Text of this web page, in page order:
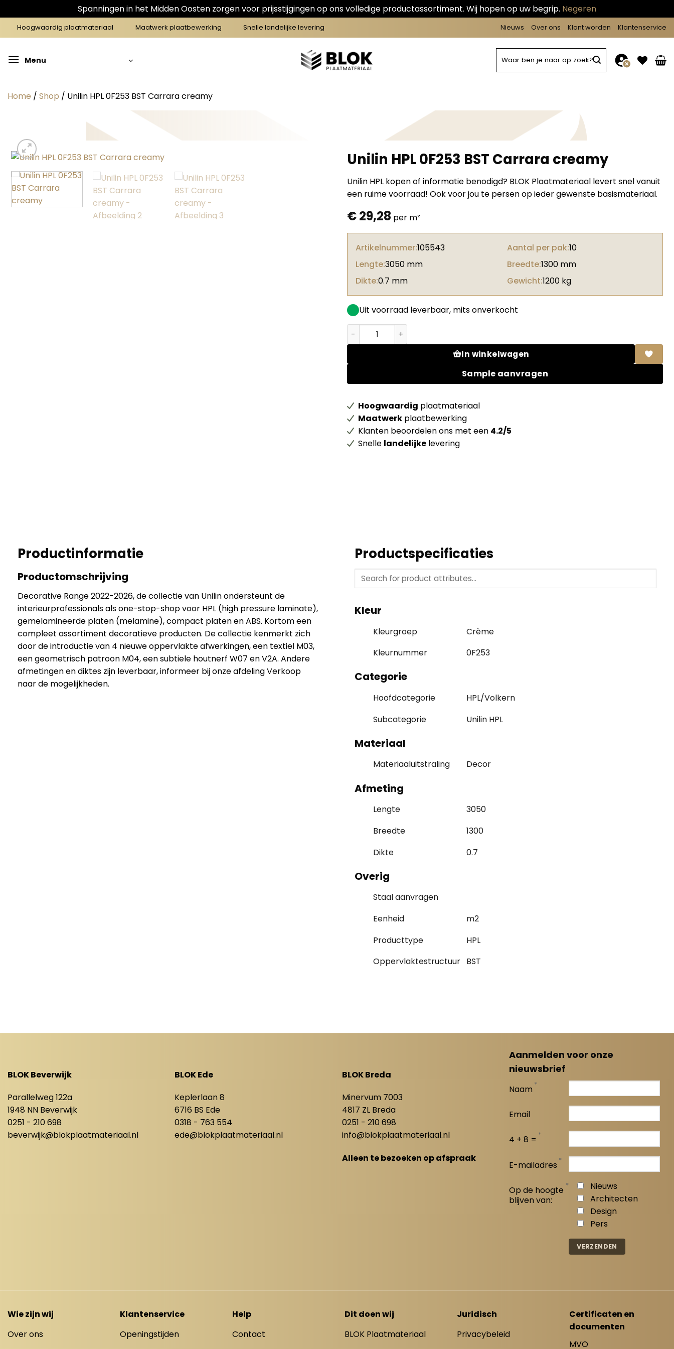
Spanningen in het Midden Oosten zorgen voor prijsstijgingen op ons volledige productassortiment. Wij hopen op uw begrip. Negeren
naar
Hoogwaardig plaatmateriaal Maatwerk plaatbewerking Snelle landelijke levering Nieuws Over ons Klant worden Klantenservice
Menu
naar:
Home / Shop / Unilin HPL 0F253 BST Carrara creamy
Unilin HPL 0F253 BST Carrara creamy
Unilin HPL kopen of informatie benodigd? BLOK Plaatmateriaal levert snel vanuit
een ruime voorraad! Ook voor jou te persen op ieder gewenste basismateriaal.
€29,28 per m²
Artikelnummer:105543 Aantal per pak:10
Lengte:3050 mm Breedte:1300 mm
Dikte:0.7 mm Gewicht:1200 kg
Uit voorraad leverbaar, mits onverkocht
Unilin HPL 0F253 BST Carrara creamy aantal
In winkelwagen
Sample aanvragen
Hoogwaardig plaatmateriaal
Maatwerk plaatbewerking
Klanten beoordelen ons met een 4.2/5
Snelle landelijke levering
Productinformatie
Productomschrijving
Decorative Range 2022-2026, de collectie van Unilin ondersteunt de
interieurprofessionals als one-stop-shop voor HPL (high pressure laminate),
gemelamineerde platen (melamine), compact platen en ABS. Kortom een
compleet assortiment decoratieve producten. De collectie kenmerkt zich
door de introductie van 4 nieuwe oppervlakte afwerkingen, een textiel M03,
een geometrisch patroon M04, een subtiele houtnerf W07 en V2A. Andere
afmetingen en diktes zijn leverbaar, informeer bij onze afdeling Verkoop
naar de mogelijkheden.
Productspecificaties
Kleur
Kleurgroep
Crème
Kleurnummer
0F253
Categorie
Hoofdcategorie
HPL/Volkern
Subcategorie
Unilin HPL
Materiaal
Materiaaluitstraling Decor
Afmeting
Lengte
3050
Breedte
1300
Dikte
0.7
Overig
Staal aanvragen
Eenheid
m2
Producttype
HPL
Oppervlaktestructuur BST
BLOK Beverwijk
Parallelweg 122a
1948 NN Beverwijk
0251 - 210 698
beverwijk@blokplaatmateriaal.nl
BLOK Ede
Keplerlaan 8
6716 BS Ede
0318 - 763 554
ede@blokplaatmateriaal.nl
BLOK Breda
Minervum 7003
4817 ZL Breda
0251 - 210 698
info@blokplaatmateriaal.nl
Alleen te bezoeken op afspraak
Aanmelden voor onze
nieuwsbrief
Naam *
Email
4 + 8 = *
E-mailadres *
Op de hoogte
blijven van:
*
Nieuws
Architecten
Design
Pers
Wie zijn wij
Over ons
Klantenservice
Openingstijden
Help
Contact
Dit doen wij
BLOK Plaatmateriaal
Juridisch
Privacybeleid
Certificaten en
documenten
MVO